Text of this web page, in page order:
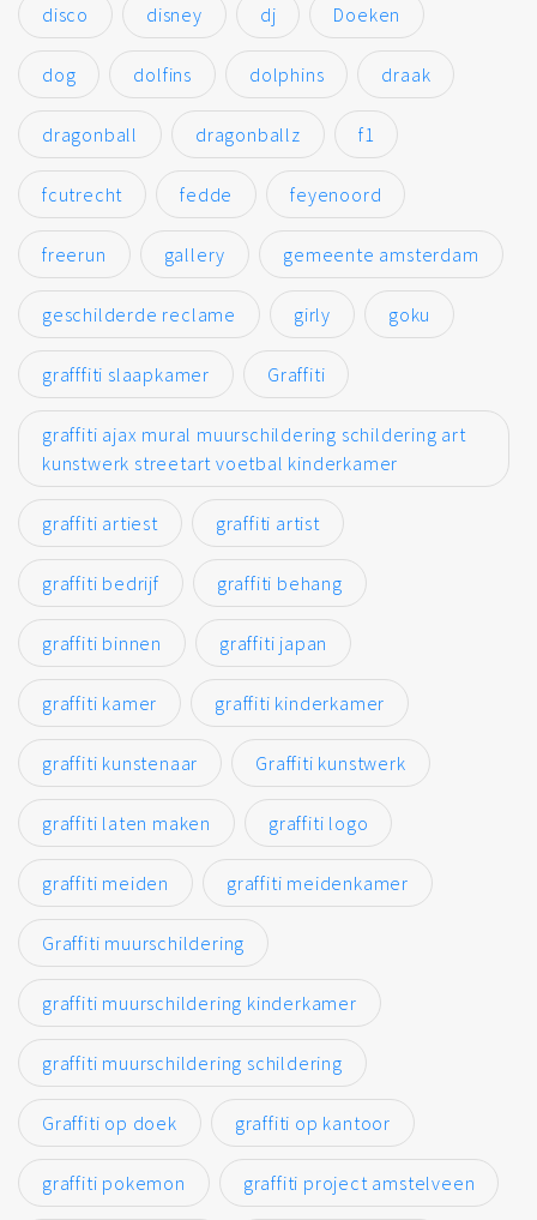
disco disney dj Doeken
dog dolfins dolphins draak
dragonball dragonballz f1
fcutrecht fedde feyenoord
freerun gallery gemeente amsterdam
geschilderde reclame girly goku
grafffiti slaapkamer Graffiti
graffiti ajax mural muurschildering schildering art
kunstwerk streetart voetbal kinderkamer
graffiti artiest graffiti artist
graffiti bedrijf graffiti behang
graffiti binnen graffiti japan
graffiti kamer graffiti kinderkamer
graffiti kunstenaar Graffiti kunstwerk
graffiti laten maken graffiti logo
graffiti meiden graffiti meidenkamer
Graffiti muurschildering
graffiti muurschildering kinderkamer
graffiti muurschildering schildering
Graffiti op doek graffiti op kantoor
graffiti pokemon graffiti project amstelveen